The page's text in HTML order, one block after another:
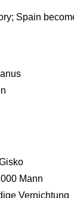
Spain
Mann
Vernichtung